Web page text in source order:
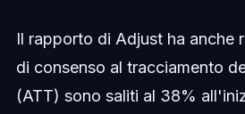
Il rapporto di Adjust ha anche
di consenso al tracciamento
(ATT) sono saliti al 38%